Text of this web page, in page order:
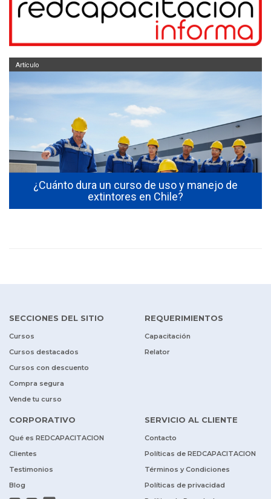
¿Cuánto dura un curso de uso y manejo de
extintores en Chile?
Artículo
SECCIONES DEL SITIO
Cursos
Cursos destacados
Cursos con descuento
Compra segura
Vende tu curso
REQUERIMIENTOS
Capacitación
Relator
CORPORATIVO
Qué es REDCAPACITACION
Clientes
Testimonios
Blog
SERVICIO AL CLIENTE
Contacto
Políticas de REDCAPACITACION
Términos y Condiciones
Políticas de privacidad